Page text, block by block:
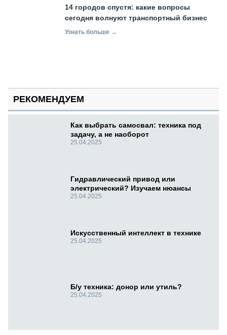
14 городов спустя: какие вопросы
сегодня волнуют транспортный бизнес
Узнать больше →
РЕКОМЕНДУЕМ
Как выбрать самосвал: техника под
задачу, а не наоборот
25.04.2025
Гидравлический привод или
электрический? Изучаем нюансы
25.04.2025
Искусственный интеллект в технике
25.04.2025
Б/у техника: донор или утиль?
25.04.2025